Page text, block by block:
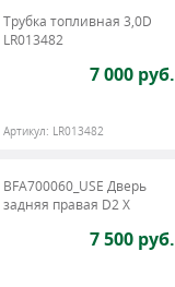
Трубка топливная 3,0D
LR013482
7 000 руб.
Артикул: LR013482
BFA700060_USE Дверь
задняя правая D2 X
7 500 руб.